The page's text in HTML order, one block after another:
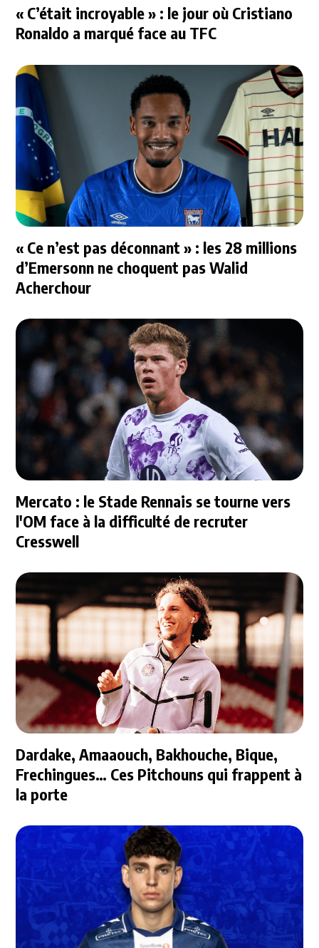
« C’était incroyable » : le jour où Cristiano
Ronaldo a marqué face au TFC
« Ce n’est pas déconnant » : les 28 millions
d’Emersonn ne choquent pas Walid
Acherchour
Mercato : le Stade Rennais se tourne vers
l'OM face à la difficulté de recruter
Cresswell
Dardake, Amaaouch, Bakhouche, Bique,
Frechingues… Ces Pitchouns qui frappent à
la porte